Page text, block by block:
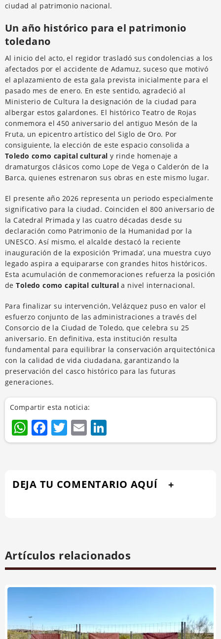
ciudad al patrimonio nacional.
Un año histórico para el patrimonio
toledano
Al inicio del acto, el regidor trasladó sus condolencias a los
afectados por el accidente de Adamuz, suceso que motivó
el aplazamiento de esta gala prevista inicialmente para el
pasado mes de enero. En este sentido, agradeció al
Ministerio de Cultura la designación de la ciudad para
albergar estos galardones. El histórico Teatro de Rojas
conmemora el 450 aniversario del antiguo Mesón de la
Fruta, un epicentro artístico del Siglo de Oro. Por
consiguiente, la elección de este espacio consolida a
Toledo como capital cultural y rinde homenaje a
dramaturgos clásicos como Lope de Vega o Calderón de la
Barca, quienes estrenaron sus obras en este mismo lugar.
El presente año 2026 representa un periodo especialmente
significativo para la ciudad. Coinciden el 800 aniversario de
la Catedral Primada y las cuatro décadas desde su
declaración como Patrimonio de la Humanidad por la
UNESCO. Así mismo, el alcalde destacó la reciente
inauguración de la exposición ‘Primada’, una muestra cuyo
legado aspira a equipararse con grandes hitos históricos.
Esta acumulación de conmemoraciones refuerza la posición
deToledo como capital cultural a nivel internacional.
Para finalizar su intervención, Velázquez puso en valor el
esfuerzo conjunto de las administraciones a través del
Consorcio de la Ciudad de Toledo, que celebra su 25
aniversario. En definitiva, esta institución resulta
fundamental para equilibrar la conservación arquitectónica
con la calidad de vida ciudadana, garantizando la
preservación del casco histórico para las futuras
generaciones.
Compartir esta noticia:
WhatsApp
Facebook
Twitter
Email
DEJA TU COMENTARIO AQUÍ
Artículos relacionados